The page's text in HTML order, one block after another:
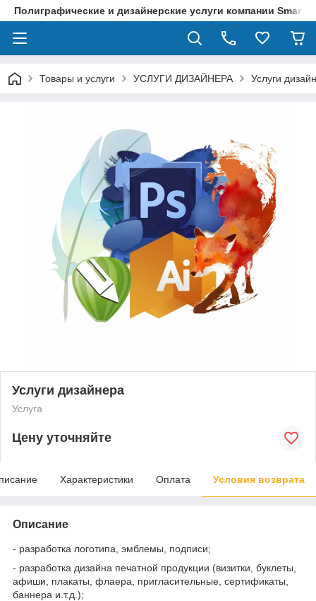
Полиграфические и дизайнерские услуги компании
Товары и услуги УСЛУГИ ДИЗАЙНЕРА Услуги
Услуги дизайнера
Услуга
Цену уточняйте
Характеристики Оплата Условия возврата
Описание
- разработка логотипа, эмблемы, подписи;
- разработка дизайна печатной продукции (визитки, буклеты,
афиши, плакаты, флаера, пригласительные, сертификаты,
баннера и.т.д.);